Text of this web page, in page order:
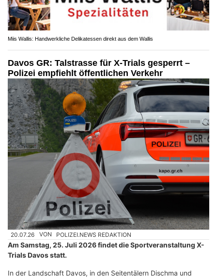
Miis Wallis: Handwerkliche Delikatessen direkt aus dem Wallis
Davos GR: Talstrasse für X-Trials gesperrt –
Polizei empfiehlt öffentlichen Verkehr
20.07.26 VON POLIZEI.NEWS REDAKTION
Am Samstag, 25. Juli 2026 findet die Sportveranstaltung X-
Trials Davos statt.
In der Landschaft Davos, in den Seitentälern Dischma und